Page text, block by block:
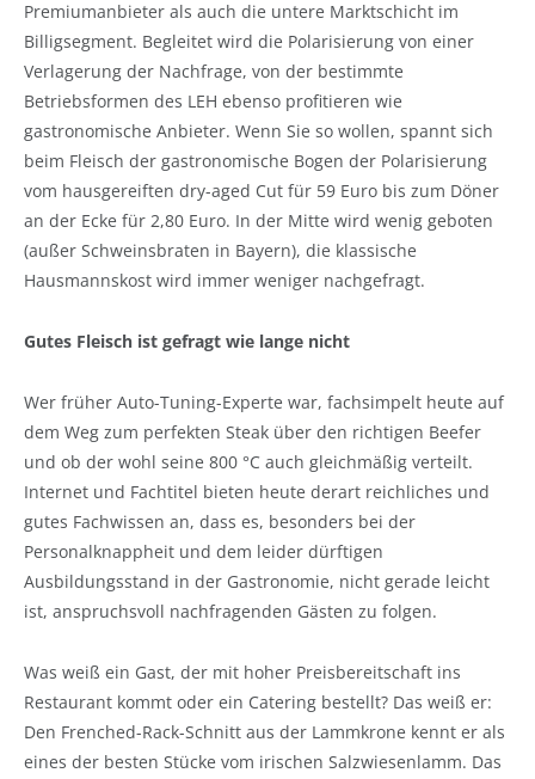
Premiumanbieter als auch die untere Marktschicht im
Billigsegment. Begleitet wird die Polarisierung von einer
Verlagerung der Nachfrage, von der bestimmte
Betriebsformen des LEH ebenso profitieren wie
gastronomische Anbieter. Wenn Sie so wollen, spannt sich
beim Fleisch der gastronomische Bogen der Polarisierung
vom hausgereiften dry-aged Cut für 59 Euro bis zum Döner
an der Ecke für 2,80 Euro. In der Mitte wird wenig geboten
(außer Schweinsbraten in Bayern), die klassische
Hausmannskost wird immer weniger nachgefragt.
Gutes Fleisch ist gefragt wie lange nicht
Wer früher Auto-Tuning-Experte war, fachsimpelt heute auf
dem Weg zum perfekten Steak über den richtigen Beefer
und ob der wohl seine 800 °C auch gleichmäßig verteilt.
Internet und Fachtitel bieten heute derart reichliches und
gutes Fachwissen an, dass es, besonders bei der
Personalknappheit und dem leider dürftigen
Ausbildungsstand in der Gastronomie, nicht gerade leicht
ist, anspruchsvoll nachfragenden Gästen zu folgen.
Was weiß ein Gast, der mit hoher Preisbereitschaft ins
Restaurant kommt oder ein Catering bestellt? Das weiß er:
Den Frenched-Rack-Schnitt aus der Lammkrone kennt er als
eines der besten Stücke vom irischen Salzwiesenlamm. Das